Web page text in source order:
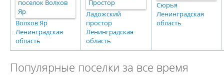
Волхов Яр
Ленинградская
область
Ладожский
простор
Ленинградская
область
Сюрья
Ленинградская
область
Популярные поселки за все время